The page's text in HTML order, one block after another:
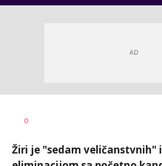
AUTOR
0
Žiri je "sedam veličanstvnih"